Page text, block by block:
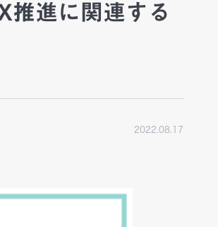
先 オフィス紹介
アライアンスソリュー
エンジニアの方へ
推進に関連する
2022.08.17